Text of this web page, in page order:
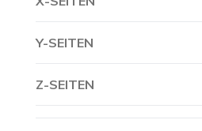
Y-SEITEN
Z-SEITEN